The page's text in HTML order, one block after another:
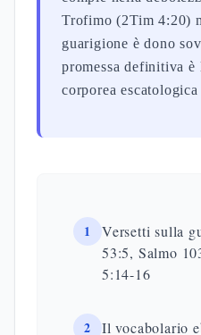
Trofimo (2Tim 4:20)
guarigione è dono
promessa definitiva è
corporea
1
Versetti sulla
53:5, Salmo
5:14-16
2
Il vocabolario